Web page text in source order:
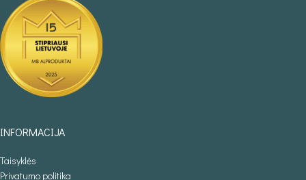
INFORMACIJA
Taisyklės
Privatumo politika